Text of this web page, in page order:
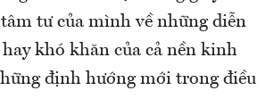
tư của mình về những diễn
khó khăn của cả nền kinh
định hướng mới trong điều